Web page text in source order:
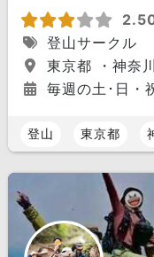
登山サークル
東京都 ・神奈
毎週の土･日・
登山 東京都